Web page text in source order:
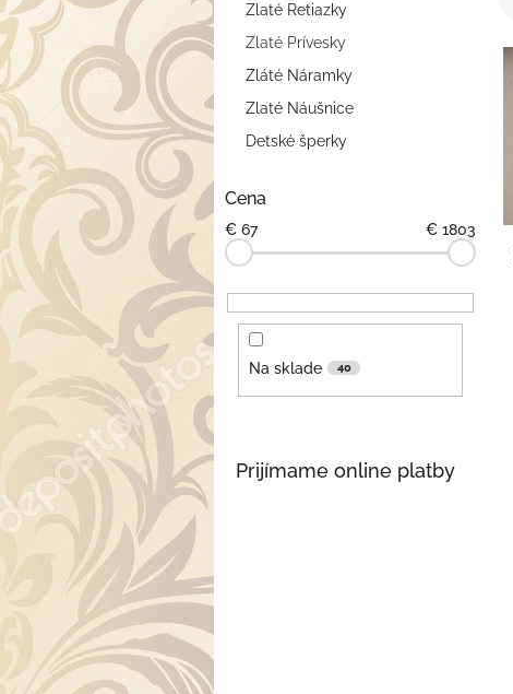
a
n
l
Zlaté Retiazky
Zlaté Prívesky
Zláté Náramky
Zlaté Náušnice
Detské šperky
Cena
€ 67 € 1803
Na sklade 40
Prijímame online platby
n
u
V
o